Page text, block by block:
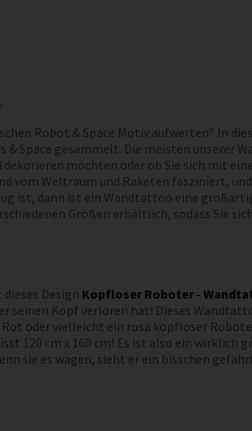
Robot & Space Motiv aufwerten? In
Space gesammelt. Die meisten unserer
möchten oder ob Sie sich mit
vom Weltraum und Raketen fasziniert,
ist, dann ist ein Wandtattoo eine
Größen erhältlich, sodass Sie
Design Kopfloser Roboter -
Kopf verloren hat! Dieses
oder vielleicht ein rosa kopfloser
120 cm x 160 cm! Es ist also ein wirklich
sie es wagen, sieht er ein bisschen